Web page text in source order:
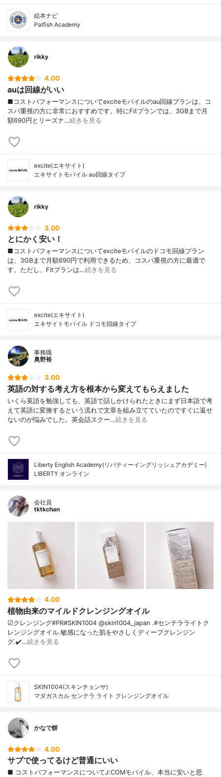
絵本ナビ
Palfish Academy
rikky
4.00
auは回線がいい
■コストパフォーマンスについてexciteモバイルのau回線プランは、コ
スパ重視の方に非常におすすめです。特にFitプランでは、3GBまで月
額690円とリーズナ…続きを見る
excite(エキサイト)
エキサイトモバイル au回線タイプ
rikky
3.00
とにかく安い！
■コストパフォーマンスについてexciteモバイルのドコモ回線プラン
は、3GBまで月額690円で利用できるため、コスパ重視の方に最適で
す。ただし、Fitプランは…続きを見る
excite(エキサイト)
エキサイトモバイル ドコモ回線タイプ
事務職
奥野裕
3.00
英語の対する考え方を根本から変えてもらえました
いくら英語を勉強しても、英語で話しかけられたときにまず日本語で考
えて英語に変換するという流れで文章を組み立てていたのですぐに返せ
ないのが悩みでした。英会話スクー…続きを見る
Liberty English Academy(リバティーイングリッシュアカデミー)
LIBERTY オンライン
会社員
tktkchan
4.00
植物由来のマイルドクレンジングオイル
☑クレンジング#PR#SKIN1004 @skin1004_japan .#センテラライトク
レンジングオイル.敏感になった肌をやさしくディープクレンジン
グ.✔️…続きを見る
SKIN1004(スキンチョンサ)
マダガスカル センテラ ライト クレンジングオイル
かなで餅
4.00
サブで使ってるけど普通にいい
■ コストパフォーマンスについてJ:COMモバイル、本当に安いと思